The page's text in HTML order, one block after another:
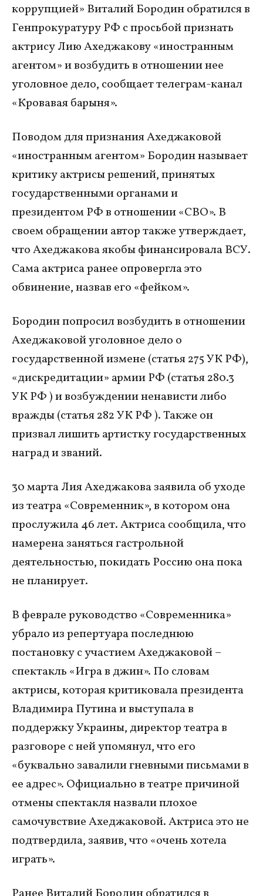
коррупцией» Виталий Бородин обратился в
Генпрокуратуру РФ с просьбой признать
актрису Лию Ахеджакову «иностранным
агентом» и возбудить в отношении нее
уголовное дело, сообщает телеграм-канал
«Кровавая барыня».
Поводом для признания Ахеджаковой
«иностранным агентом» Бородин называет
критику актрисы решений, принятых
государственными органами и
президентом РФ в отношении «СВО». В
своем обращении автор также утверждает,
что Ахеджакова якобы финансировала ВСУ.
Сама актриса ранее опровергла это
обвинение, назвав его «фейком».
Бородин попросил возбудить в отношении
Ахеджаковой уголовное дело о
государственной измене (статья 275 УК РФ),
«дискредитации» армии РФ (статья 280.3
УК РФ ) и возбуждении ненависти либо
вражды (статья 282 УК РФ ). Также он
призвал лишить артистку государственных
наград и званий.
30 марта Лия Ахеджакова заявила об уходе
из театра «Современник», в котором она
прослужила 46 лет. Актриса сообщила, что
намерена заняться гастрольной
деятельностью, покидать Россию она пока
не планирует.
В феврале руководство «Современника»
убрало из репертуара последнюю
постановку с участием Ахеджаковой –
спектакль «Игра в джин». По словам
актрисы, которая критиковала президента
Владимира Путина и выступала в
поддержку Украины, директор театра в
разговоре с ней упомянул, что его
«буквально завалили гневными письмами в
ее адрес». Официально в театре причиной
отмены спектакля назвали плохое
самочувствие Ахеджаковой. Актриса это не
подтвердила, заявив, что «очень хотела
играть».